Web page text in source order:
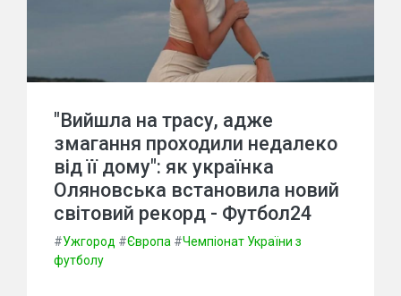
"Вийшла на трасу, адже
змагання проходили недалеко
від її дому": як українка
Оляновська встановила новий
світовий рекорд - Футбол24
#Ужгород #Європа #Чемпіонат України з
футболу